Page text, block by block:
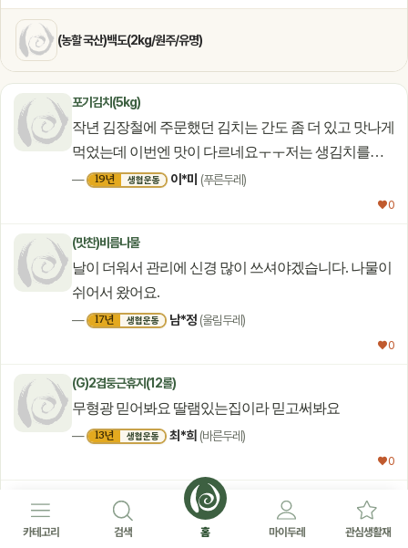
(농할 국산)백도(2kg/원주/유명)
포기김치(5kg)
작년 김장철에 주문했던 김치는 간도 좀 더 있고 맛나게
먹었는데 이번엔 맛이 다르네요ㅜㅜ저는 생김치를
좋아하는데 맹맹해서 살짝 익혔더니 그나마
같아서 찌개를 끓여도 밋밋해요.
— 19년 생협운동 이*미 (푸른두레)
♥ 0
(맛찬)비름나물
날이 더워서 관리에 신경 많이 쓰셔야겠습니다. 나물이
쉬어서 왔어요.
— 17년 생협운동 남*정 (울림두레)
♥ 0
(G)2겹둥근휴지(12롤)
무형광 믿어봐요 딸램있는집이라 믿고써봐요
— 13년 생협운동 최*희 (바른두레)
♥ 0
우리콩부침용두부(420g)
두부를 오랫동안 사 먹고 있는데 요즘 왜이렇죠?
카테고리 검색 홈 마이두레 관심생활재